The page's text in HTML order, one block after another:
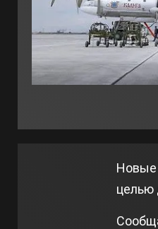
Новые
целью